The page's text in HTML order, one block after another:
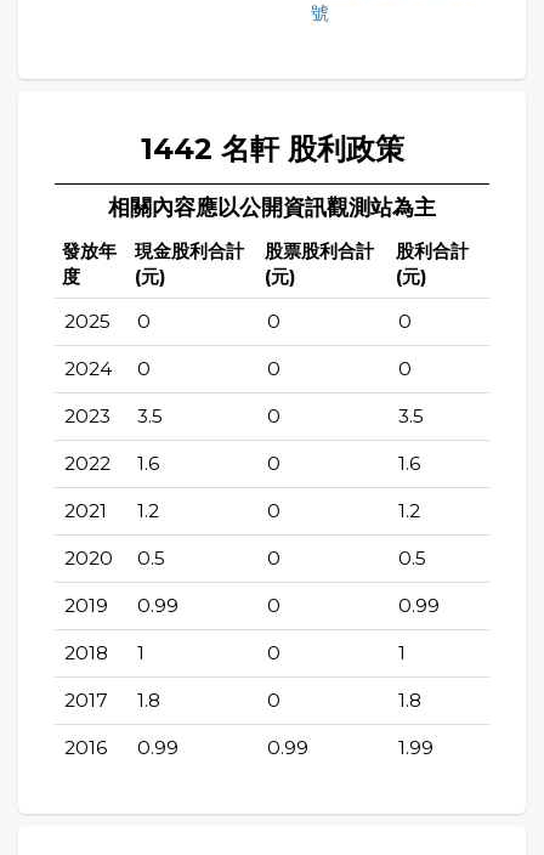
號
1442 名軒 股利政策
相關內容應以公開資訊觀測站為主
發放年
度
現金股利合計
(元)
股票股利合計
(元)
股利合計
(元)
2025 0 0 0
2024 0 0 0
2023 3.5 0 3.5
2022 1.6 0 1.6
2021 1.2 0 1.2
2020 0.5 0 0.5
2019 0.99 0 0.99
2018 1 0 1
2017 1.8 0 1.8
2016 0.99 0.99 1.99